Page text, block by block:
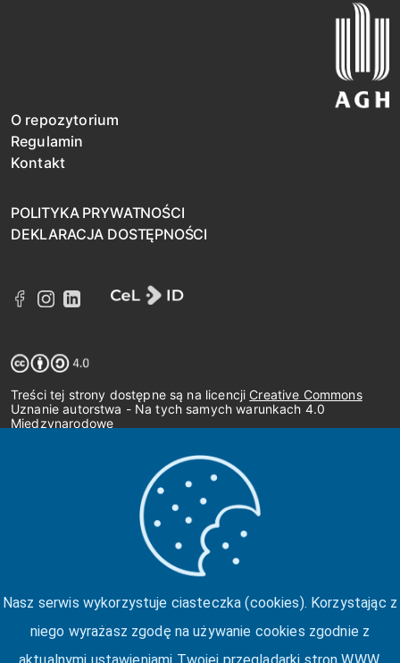
O repozytorium
Regulamin
Kontakt
POLITYKA PRYWATNOŚCI
DEKLARACJA DOSTĘPNOŚCI
Treści tej strony dostępne są na licencji Creative Commons
Uznanie autorstwa - Na tych samych warunkach 4.0
Międzynarodowe
Nasz serwis wykorzystuje ciasteczka (cookies). Korzystając z
niego wyrażasz zgodę na używanie cookies zgodnie z